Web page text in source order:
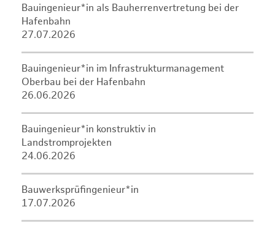
Bauingenieur*in als Bauherrenvertretung bei der
Hafenbahn
27.07.2026
Bauingenieur*in im Infrastrukturmanagement
Oberbau bei der Hafenbahn
26.06.2026
Bauingenieur*in konstruktiv in
Landstromprojekten
24.06.2026
Bauwerksprüfingenieur*in
17.07.2026